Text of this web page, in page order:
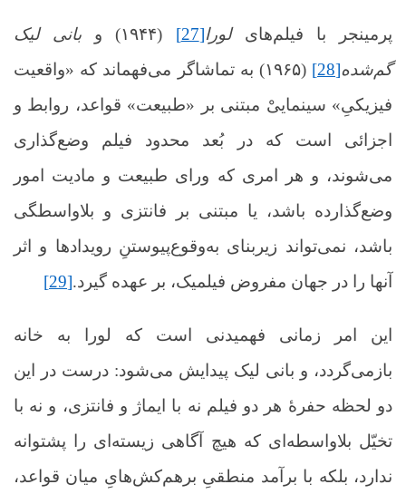
پرمینجر با فیلم‌هایلورا[27] (۱۹۴۴) و
بانی لیک
گم‌شده[28]
(۱۹۶۵) به تماشاگر می‌فهماند که «واقعیت
فیزیکیِ» سینماییْ مبتنی بر «طبیعت» قواعد، روابط و
اجزائی است که در بُعد محدود فیلم وضع‌گذاری
می‌شوند، و هر امری که ورای طبیعت و مادیت امور
وضع‌گذارده باشد، یا مبتنی بر فانتزی و بلاواسطگی
باشد، نمی‌تواند زیربنای به‌وقوع‌پیوستنِ رویدادها و اثر
آنها را در جهان مفروض فیلمیک، بر عهده گیرد.[29]
این امر زمانی فهمیدنی است که لورا به خانه
بازمی‌گردد، و بانی لیک پیدایش می‌شود: درست در این
دو لحظه حفرۀ هر دو فیلم نه با ایماژ و فانتزی، و نه با
تخیّل بلاواسطه‌ای که هیچ آگاهی زیسته‌ای را پشتوانه
ندارد، بلکه با برآمد منطقیِ برهم‌کش‌هایِ میان قواعد،